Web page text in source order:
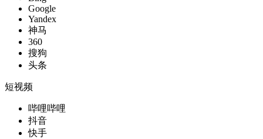
Google
Yandex
神马
360
搜狗
头条
短视频
哔哩哔哩
抖音
快手